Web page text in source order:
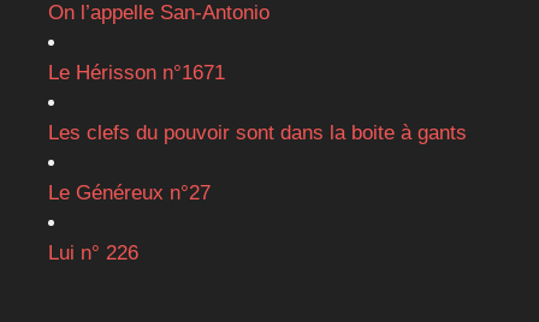
On l’appelle San-Antonio
Le Hérisson n°1671
Les clefs du pouvoir sont dans la boite à gants
Le Généreux n°27
Lui n° 226